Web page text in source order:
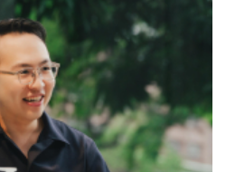
人，看看誰才是最後的贏家？為了
每月都是在最低點買入的上帝視